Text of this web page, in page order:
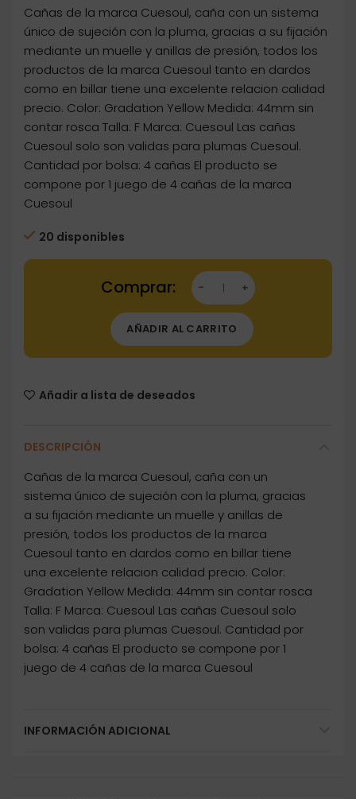
Cañas de la marca Cuesoul, caña con un sistema
único de sujeción con la pluma, gracias a su fijación
mediante un muelle y anillas de presión, todos los
productos de la marca Cuesoul tanto en dardos
como en billar tiene una excelente relacion calidad
precio. Color: Gradation Yellow Medida: 44mm sin
contar rosca Talla: F Marca: Cuesoul Las cañas
Cuesoul solo son validas para plumas Cuesoul.
Cantidad por bolsa: 4 cañas El producto se
compone por 1 juego de 4 cañas de la marca
Cuesoul
20 disponibles
Dartstore Cañas Shaft Cuesoul Tero Flights
AÑADIR AL CARRITO
Añadir a lista de deseados
DESCRIPCIÓN
Cañas de la marca Cuesoul, caña con un
sistema único de sujeción con la pluma, gracias
a su fijación mediante un muelle y anillas de
presión, todos los productos de la marca
Cuesoul tanto en dardos como en billar tiene
una excelente relacion calidad precio. Color:
Gradation Yellow Medida: 44mm sin contar rosca
Talla: F Marca: Cuesoul Las cañas Cuesoul solo
son validas para plumas Cuesoul. Cantidad por
bolsa: 4 cañas El producto se compone por 1
juego de 4 cañas de la marca Cuesoul
INFORMACIÓN ADICIONAL